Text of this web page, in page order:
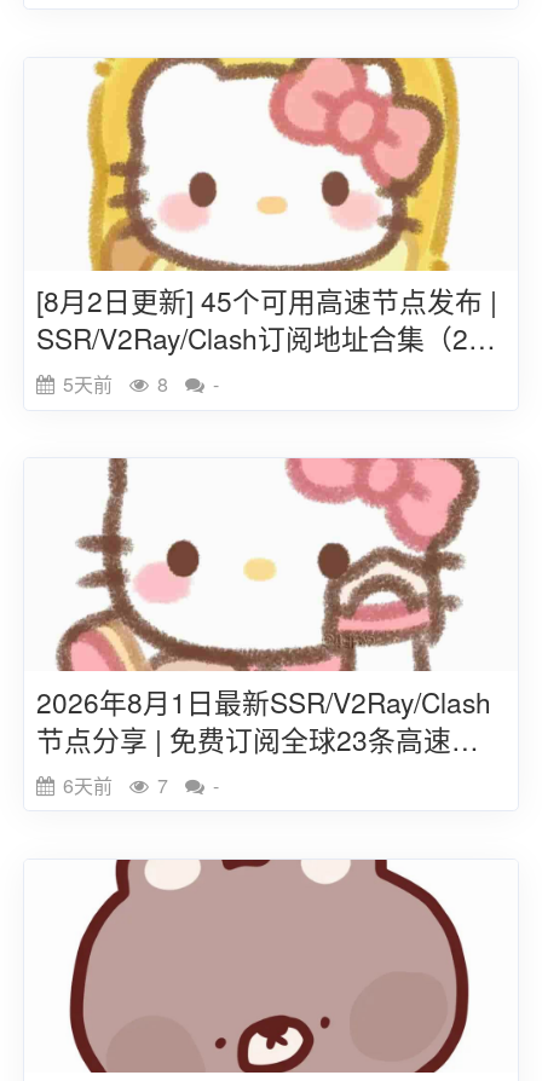
[8月2日更新] 45个可用高速节点发布 |
SSR/V2Ray/Clash订阅地址合集（202
6）5天前 8 -
2026年8月1日最新SSR/V2Ray/Clash
节点分享 | 免费订阅全球23条高速线
路6天前 7 -